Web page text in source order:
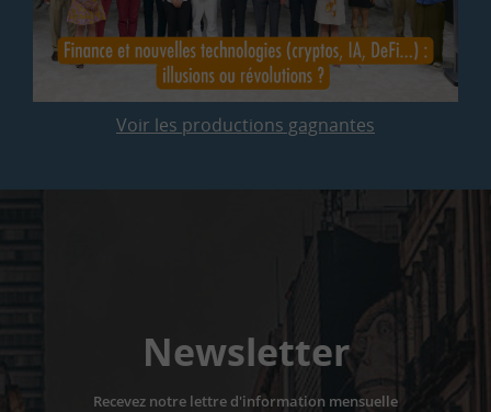
Voir les productions gagnantes
Newsletter
Recevez notre lettre d'information mensuelle